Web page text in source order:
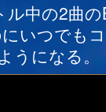
中の2曲
にいつでも
うになる。